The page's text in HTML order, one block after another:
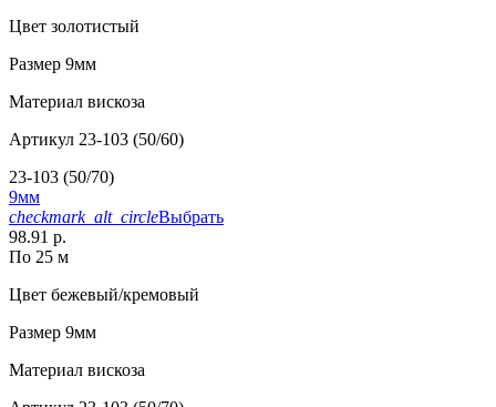
Цвет золотистый
Размер 9мм
Материал вискоза
Артикул 23-103 (50/60)
23-103 (50/70)
9мм
checkmark_alt_circleВыбрать
98.91 р.
По 25 м
Цвет бежевый/кремовый
Размер 9мм
Материал вискоза